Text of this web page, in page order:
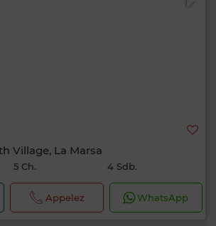
Village, La Marsa
5 Ch. 4 Sdb.
Appelez WhatsApp